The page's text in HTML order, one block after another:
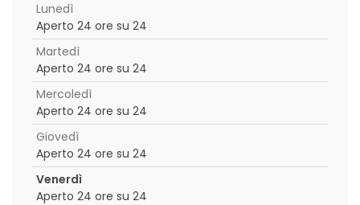
Lunedì
Aperto 24 ore su 24
Martedì
Aperto 24 ore su 24
Mercoledì
Aperto 24 ore su 24
Giovedì
Aperto 24 ore su 24
Venerdì
Aperto 24 ore su 24